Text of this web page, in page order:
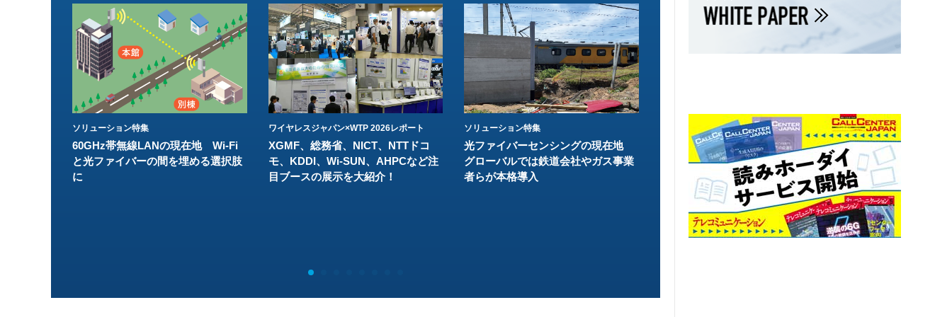
ソリューション特集
60GHz帯無線LANの現在地 Wi-Fi
と光ファイバーの間を埋める選択肢
に
ワイヤレスジャパン×WTP 2026レポート
XGMF、総務省、NICT、NTTドコ
モ、KDDI、Wi-SUN、AHPCなど注
目ブースの展示を大紹介！
ソリューション特集
光ファイバーセンシングの現在地
グローバルでは鉄道会社やガス事業
者らが本格導入
ソリューション特集
イーサネットで作るGPUネットワー
ク 間近に迫る1.6TbE時代とローカ
ルLLMに備えを
ソリューション特集
6GHz帯Wi-Fiは「
末」で Wi-Fi 7へ
こう